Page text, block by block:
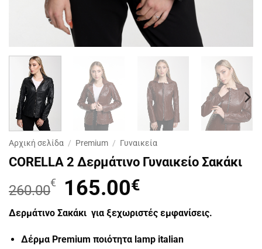
Αρχική σελίδα / Premium / Γυναικεία
CORELLA 2 Δερμάτινο Γυναικείο Σακάκι
260.00€
Original
price
was:
165.00€Η
τιμή
165.00€.
Δερμάτινο Σακάκι για ξεχωριστές εμφανίσεις.
Δέρμα Premium ποιότητα lamp italian